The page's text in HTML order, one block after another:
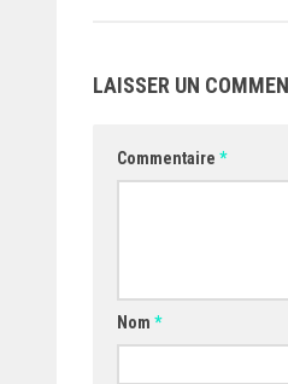
LAISSER UN
Commentaire *
Nom *